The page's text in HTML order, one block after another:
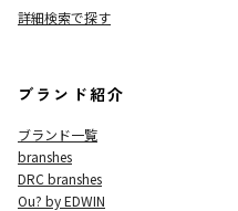
詳細検索で探す
ブランド紹介
ブランド一覧
branshes
DRC branshes
Ou? by EDWIN